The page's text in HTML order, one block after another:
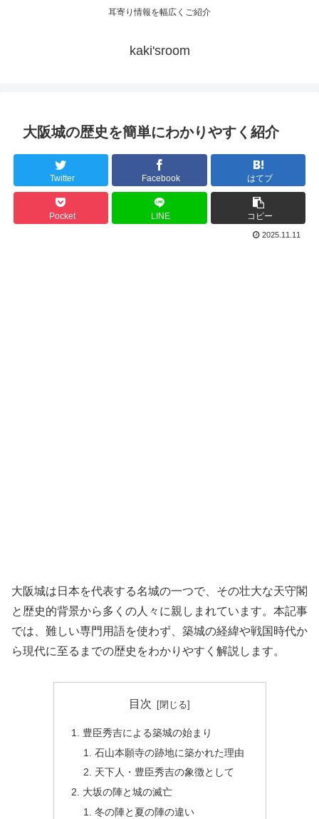
耳寄り情報を幅広くご紹介
kaki'sroom
大阪城の歴史を簡単にわかりやすく紹介
Twitter Facebook はてブ
Pocket LINE コピー
2025.11.11
大阪城は日本を代表する名城の一つで、その壮大な天守閣
と歴史的背景から多くの人々に親しまれています。本記事
では、難しい専門用語を使わず、築城の経緯や戦国時代か
ら現代に至るまでの歴史をわかりやすく解説します。
目次
豊臣秀吉による築城の始まり
石山本願寺の跡地に築かれた理由
天下人・豊臣秀吉の象徴として
大坂の陣と城の滅亡
冬の陣と夏の陣の違い